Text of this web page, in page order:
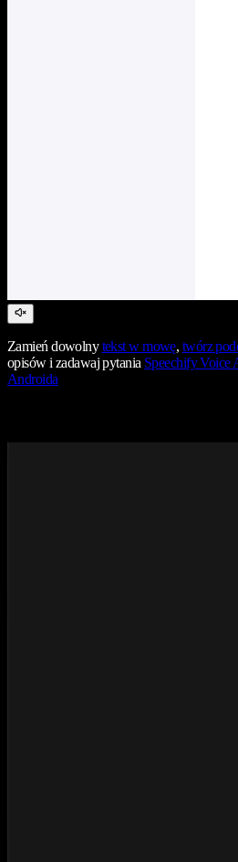
Zamień dowolnytekst w mowę, twórz
opisów i zadawaj pytania Speechify Voice
Androida